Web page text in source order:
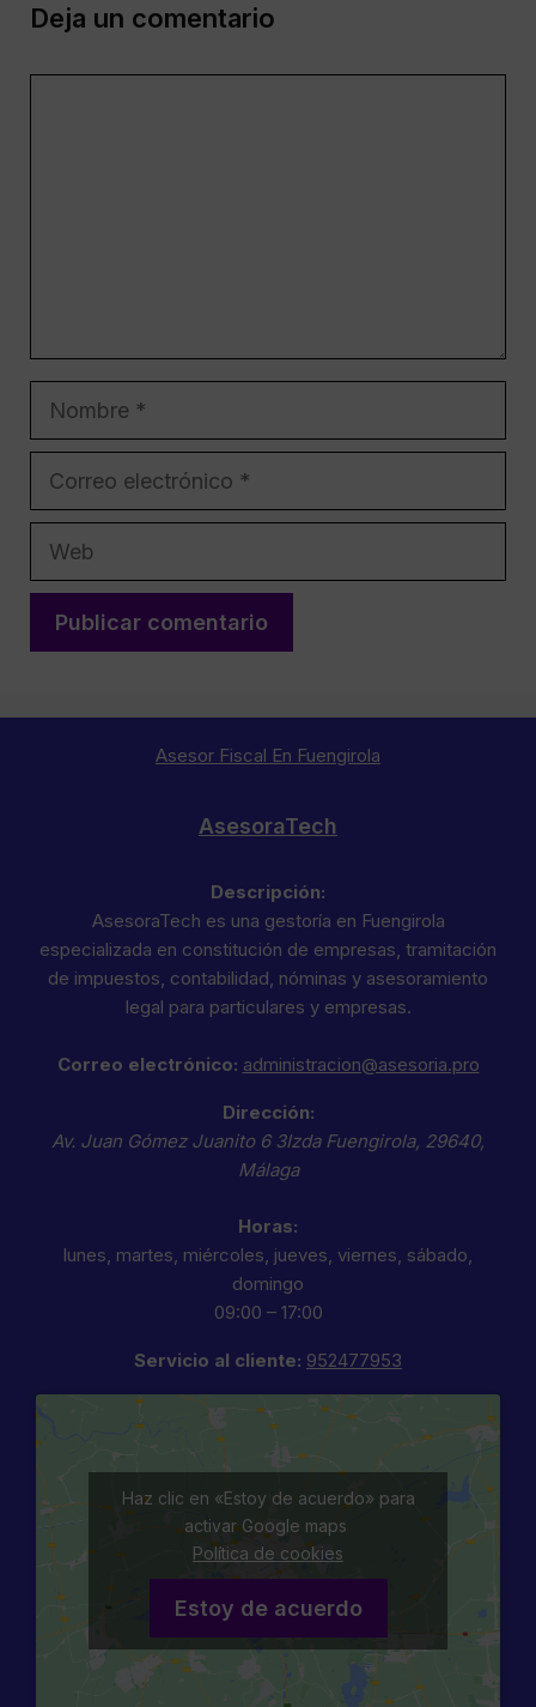
Deja un comentario
Asesor Fiscal En Fuengirola
AsesoraTech
Descripción:
AsesoraTech es una gestoría en Fuengirola
especializada en constitución de empresas, tramitación
de impuestos, contabilidad, nóminas y asesoramiento
legal para particulares y empresas.
Correo electrónico: administracion@asesoria.pro
Dirección:
Av. Juan Gómez Juanito 6 3Izda Fuengirola, 29640,
Málaga
Horas:
lunes, martes, miércoles, jueves, viernes, sábado,
domingo
09:00 – 17:00
Servicio al cliente: 952477953
Haz clic en «Estoy de acuerdo» para
activar Google maps
Política de cookies
Estoy de acuerdo